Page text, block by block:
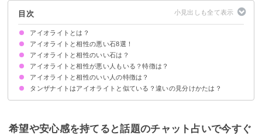
目次
アイオライトとは？
得られるスピリチュアル的な効果
アイオライトと相性の悪い石8選！
①サンストーン
②タンザナイト
③プレナイト
④スモーキークォーツ
⑤ガーネット
⑥タイガーアイ
⑦ブラックトルマリン
⑧オブシディアン
アイオライトと相性のいい石は？
①アクアマリン：ストレス解消に効果大
②アメジスト：恋愛運の上昇
③ムーンストーン：人間関係が上手くいく
④ペリドット：癒しの効果と恋愛関係の発展
⑤水晶：仕事運を始めとした運気の上昇
アイオライトと相性が悪い人もいる？特徴は？
活発でエネルギーに満ち溢れている人
好転反応・体調不良が起きる人
変化を嫌う人
物質的な成功を望む人
アイオライトと相性のいい人の特徴は？
タンザナイトはアイオライトと似ている？違いの見分けかたは？
色味
アイオライトには多色性がある
希望や安心感を持てると話題のチャット占いで今すぐ